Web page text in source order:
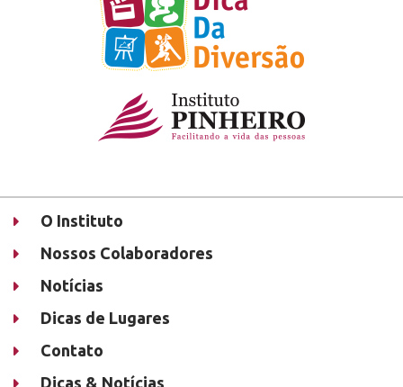
O Instituto
Nossos Colaboradores
Notícias
Dicas de Lugares
Contato
Dicas & Notícias